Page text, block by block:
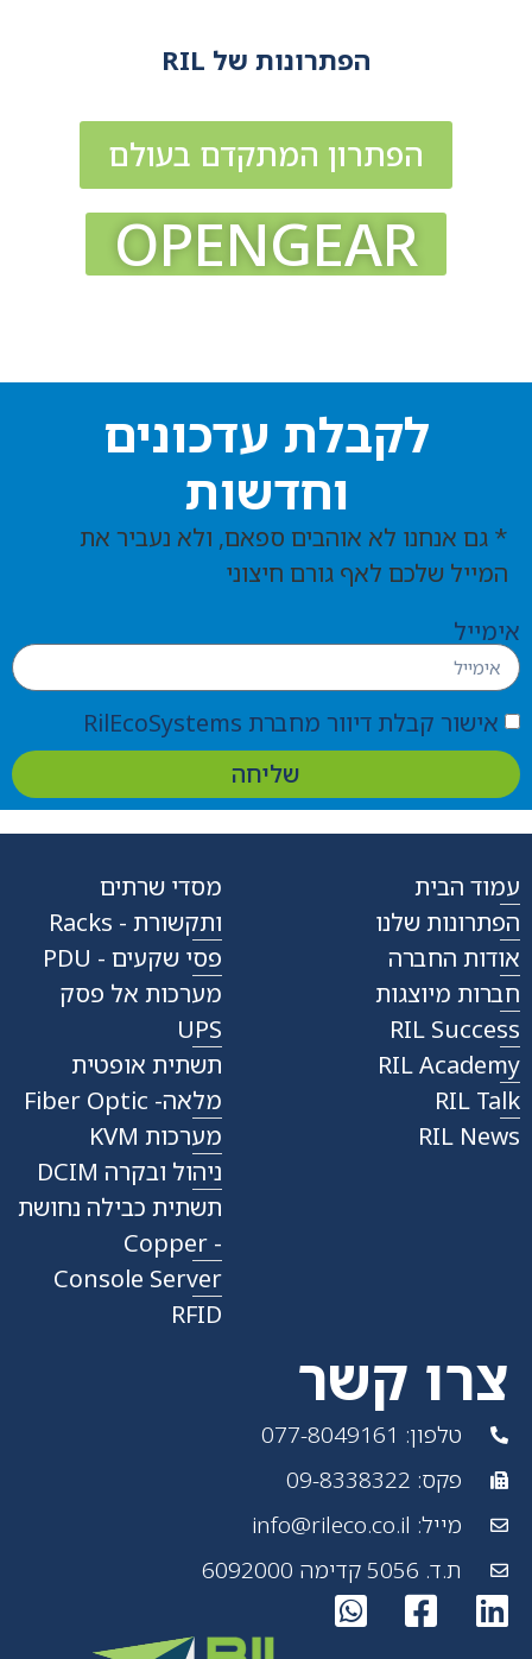
הפתרונות של RIL
הפתרון המתקדם בעולם
OPENGEAR
לקבלת עדכונים
וחדשות
* גם אנחנו לא אוהבים ספאם, ולא נעביר את
המייל שלכם לאף גורם חיצוני
אימייל
אישור קבלת דיוור מחברת RilEcoSystems
שליחה
עמוד הבית
הפתרונות שלנו
אודות החברה
חברות מיוצגות
RIL Success
RIL Academy
RIL Talk
RIL News
מסדי שרתים
ותקשורת - Racks
פסי שקעים - PDU
מערכות אל פסק
UPS
תשתית אופטית
מלאה- Fiber Optic
מערכות KVM
ניהול ובקרה DCIM
תשתית כבילה נחושת
- Copper
Console Server
RFID
צרו קשר
טלפון: 077-8049161
פקס: 09-8338322
מייל: info@rileco.co.il
ת.ד. 5056 קדימה 6092000